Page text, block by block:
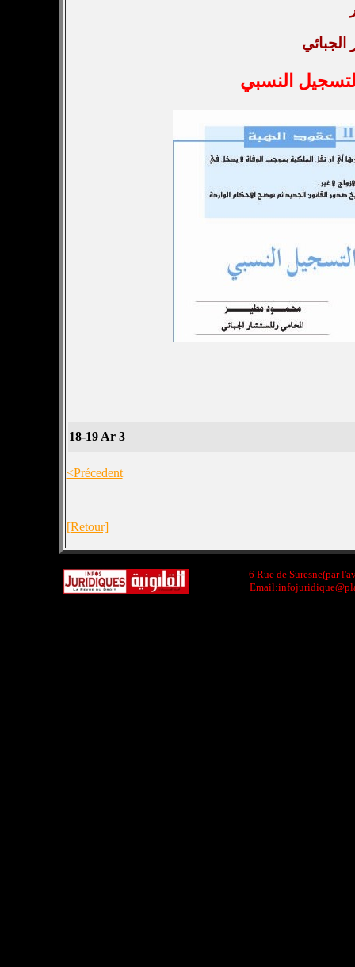
النسبي
18-19 Ar 3
<Précedent
[Retour]
6 Rue de Suresne(par